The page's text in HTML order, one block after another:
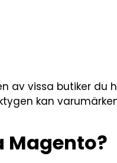
av vissa butiker du
kan
Magento?